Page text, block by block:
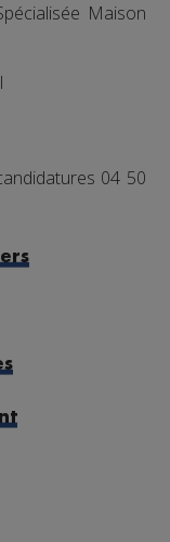
Maison
04 50